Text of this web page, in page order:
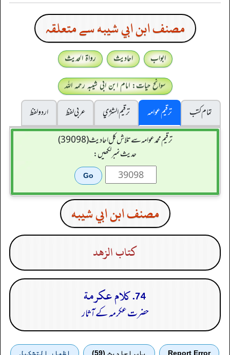
مصنف ابن ابي شيبه سے متعلقہ
ابواب احادیث
رواۃ الحدیث
سوانح حیات: امام ابن ابی شیبہ رحمہ اللہ
تمام کتب
ترقیم عوامہ ترقيم الشژي عربی لفظ
اردو لفظ
ترقیم محمدعوامہ سے تلاش کل احادیث (39098)
حدیث نمبر لکھیں:
مصنف ابن ابي شيبه
كتاب الزهد
74. كلام عكرمة
حضرت عکرمہ کے آثار
Report Error باب احادیث (59) اظهار التشكيل